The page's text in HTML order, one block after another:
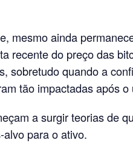
mesmo ainda
recente do preço das
sobretudo quando a
tão impactadas após o
a surgir teorias de
alvo para o ativo.